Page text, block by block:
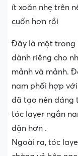
ít xoăn nhẹ trên
cuốn hơn rồi
Đây là một trong
dành riêng cho
mảnh và mảnh.
nam phối hợp
đã tạo nên dáng
tóc layer ngắn
dặn hơn .
Ngoài ra, tóc